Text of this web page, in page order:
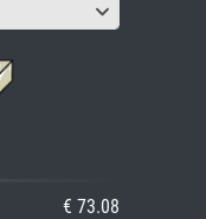
€ 73.08